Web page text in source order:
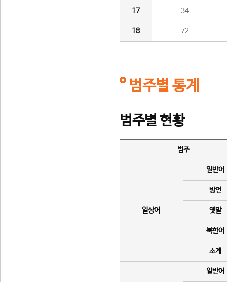
17 34
18 72
범주별 통계
범주별 현황
범주
일상어
일반어
방언
옛말
북한어
소계
일반어